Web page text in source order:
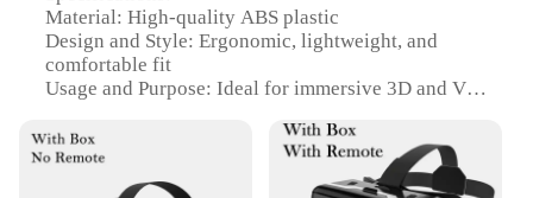
Material: High-quality ABS plastic
Design and Style: Ergonomic, lightweight, and
comfortable fit
Usage and Purpose: Ideal for immersive 3D and VR
Performance and Property: Crystal-clear optics for
unparalleled visual clarity
Parts and Accessories: Includes adjustable head